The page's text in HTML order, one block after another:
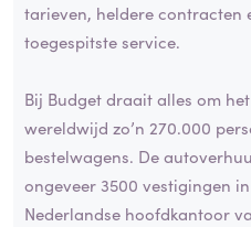
tarieven, heldere contracten
toegespitste service.
Bij Budget draait alles om
wereldwijd zo’n 270.000
bestelwagens. De
ongeveer 3500 vestigingen in
Nederlandse hoofdkantoor